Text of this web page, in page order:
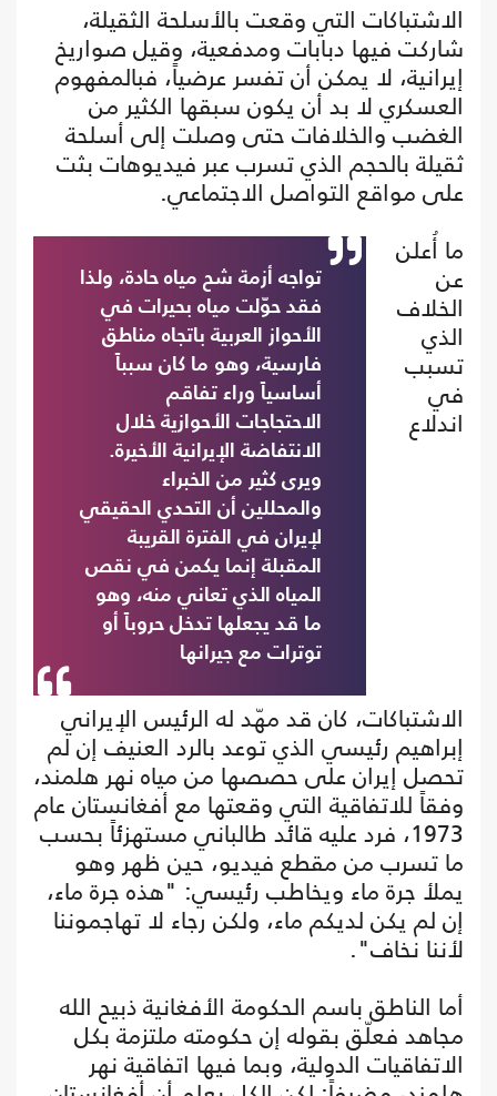
الاشتباكات التي وقعت بالأسلحة الثقيلة،
شاركت فيها دبابات ومدفعية، وقيل صواريخ
إيرانية، لا يمكن أن تفسر عرضياً، فبالمفهوم
العسكري لا بد أن يكون سبقها الكثير من
الغضب والخلافات حتى وصلت إلى أسلحة
ثقيلة بالحجم الذي تسرب عبر فيديوهات بثت
على مواقع التواصل الاجتماعي.
تواجه أزمة شح مياه حادة، ولذا
فقد حوّلت مياه بحيرات في
الأحواز العربية باتجاه مناطق
فارسية، وهو ما كان سبباً
أساسياً وراء تفاقم
الاحتجاجات الأحوازية خلال
الانتفاضة الإيرانية الأخيرة.
ويرى كثير من الخبراء
والمحللين أن التحدي الحقيقي
لإيران في الفترة القريبة
المقبلة إنما يكمن في نقص
المياه الذي تعاني منه، وهو
ما قد يجعلها تدخل حروباً أو
توترات مع جيرانها
ما أُعلن
عن
الخلاف
الذي
تسبب
في
اندلاع
الاشتباكات، كان قد مهّد له الرئيس الإيراني
إبراهيم رئيسي الذي توعد بالرد العنيف إن لم
تحصل إيران على حصصها من مياه نهر هلمند،
وفقاً للاتفاقية التي وقعتها مع أفغانستان عام
1973، فرد عليه قائد طالباني مستهزئاً بحسب
ما تسرب من مقطع فيديو، حين ظهر وهو
يملأ جرة ماء ويخاطب رئيسي: "هذه جرة ماء،
إن لم يكن لديكم ماء، ولكن رجاء لا تهاجموننا
لأننا نخاف".
أما الناطق باسم الحكومة الأفغانية ذبيح الله
مجاهد فعلّق بقوله إن حكومته ملتزمة بكل
الاتفاقيات الدولية، وبما فيها اتفاقية نهر